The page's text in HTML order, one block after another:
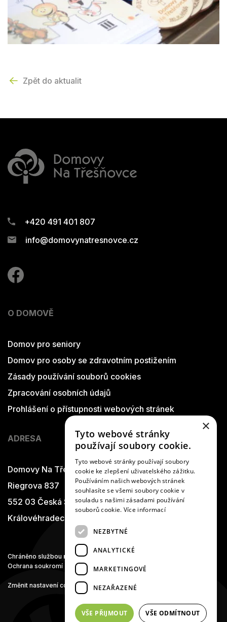
Zpět do aktualit
+420 491 401 807
info@domovynatresnovce.cz
O DOMOVĚ
Domov pro seniory
Domov pro osoby se zdravotním postižením
Zásady používání souborů cookies
Zpracování osobních údajů
Prohlášení o přístupnosti webových stránek
ADRESA
Domovy Na Třešňovce
Riegrova 837
552 03 Česká Skalice
Královéhradecký kraj
Chráněno službou reCAPTCHA
Ochrana soukromí
Smluvní podmínky
Změnit nastavení cookies
×
Tyto webové stránky
používají soubory cookie.
Tyto webové stránky používají soubory
cookie ke zlepšení uživatelského zážitku.
Používáním našich webových stránek
souhlasíte se všemi soubory cookie v
souladu s našimi zásadami používání
souborů cookie. Více informací
NEZBYTNÉ
ANALYTICKÉ
MARKETINGOVÉ
NEZAŘAZENÉ
VŠE PŘIJMOUT VŠE ODMÍTNOUT